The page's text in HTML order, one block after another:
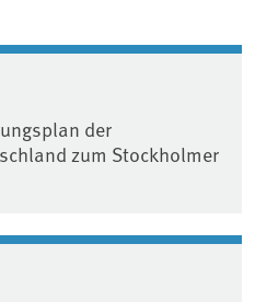
der
zum Stockholmer